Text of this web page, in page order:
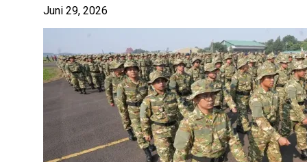
Juni 29, 2026